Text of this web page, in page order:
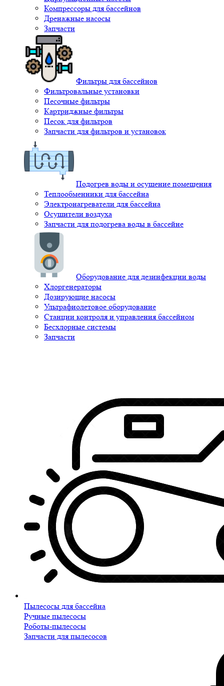
Компрессоры для бассейнов
Дренажные насосы
Запчасти
Фильтры для бассейнов
Фильтровальные установки
Песочные фильтры
Картриджные фильтры
Песок для фильтров
Запчасти для фильтров и установок
Подогрев воды и осушение помещения
Теплообменники для бассейна
Электронагреватели для бассейна
Осушители воздуха
Запчасти для подогрева воды в бассейне
Оборудование для дезинфекции воды
Хлоргенераторы
Дозирующие насосы
Ультрафиолетовое оборудование
Станции контроля и управления бассейном
Бесхлорные системы
Запчасти
Пылесосы для бассейна
Ручные пылесосы
Роботы-пылесосы
Запчасти для пылесосов